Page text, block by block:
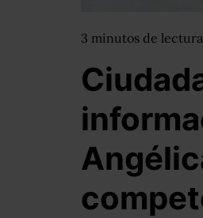
3 minutos de lectura